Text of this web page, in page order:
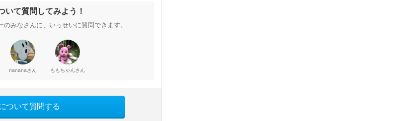
いて質問してみよう！
みなさんに、いっせいに質問できます。
nananaさん ももちゃん さん
ついて質問する